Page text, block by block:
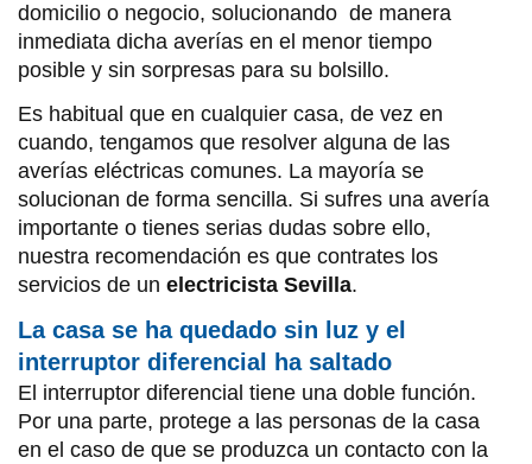
domicilio o negocio, solucionando de manera
inmediata dicha averías en el menor tiempo
posible y sin sorpresas para su bolsillo.
Es habitual que en cualquier casa, de vez en
cuando, tengamos que resolver alguna de las
averías eléctricas comunes. La mayoría se
solucionan de forma sencilla. Si sufres una avería
importante o tienes serias dudas sobre ello,
nuestra recomendación es que contrates los
servicios de un electricista Sevilla.
La casa se ha quedado sin luz y el
interruptor diferencial ha saltado
El interruptor diferencial tiene una doble función.
Por una parte, protege a las personas de la casa
en el caso de que se produzca un contacto con la